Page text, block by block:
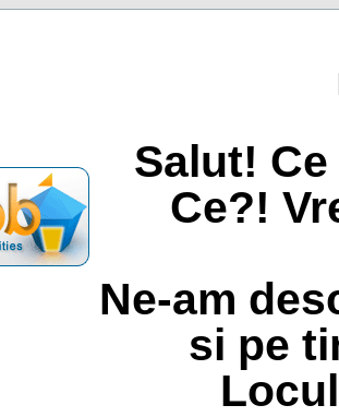
Salut!
Ce?!
Ne-am
si pe